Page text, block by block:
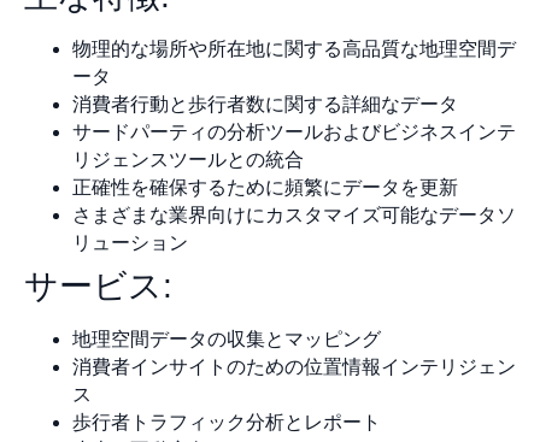
物理的な場所や所在地に関する高品質な地理空間デ
ータ
消費者行動と歩行者数に関する詳細なデータ
サードパーティの分析ツールおよびビジネスインテ
リジェンスツールとの統合
正確性を確保するために頻繁にデータを更新
さまざまな業界向けにカスタマイズ可能なデータソ
リューション
サービス:
地理空間データの収集とマッピング
消費者インサイトのための位置情報インテリジェン
ス
歩行者トラフィック分析とレポート